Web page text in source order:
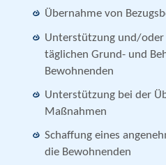
Übernahme von
Unterstützung und/
täglichen Grund- und
Bewohnenden
Unterstützung bei der
Maßnahmen
Schaffung eines
die Bewohnenden